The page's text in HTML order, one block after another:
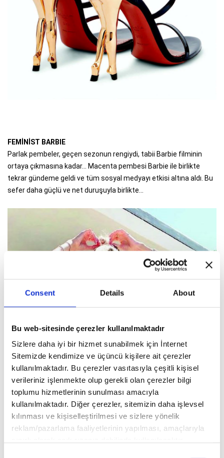
Consent Details About
Bu web-sitesinde çerezler kullanılmaktadır
Sizlere daha iyi bir hizmet sunabilmek için İnternet
Sitemizde kendimize ve üçüncü kişilere ait çerezler
kullanılmaktadır. Bu çerezler vasıtasıyla çeşitli kişisel
verileriniz işlenmekte olup gerekli olan çerezler bilgi
toplumu hizmetlerinin sunulması amacıyla
kullanılmaktadır. Diğer çerezler, sitemizin daha işlevsel
kılınması ve kişiselleştirilmesi ve sizlere yönelik
reklam/pazarlama faaliyetlerinin yapılması, amaçlarıyla
FEMİNİST BARBIE
Parlak pembeler, geçen sezonun rengiydi, tabii Barbie filminin
ortaya çıkmasına kadar... Macenta pembesi Barbie ile birlikte
tekrar gündeme geldi ve tüm sosyal medyayı etkisi altına aldı. Bu
sefer daha güçlü ve net duruşuyla birlikte...